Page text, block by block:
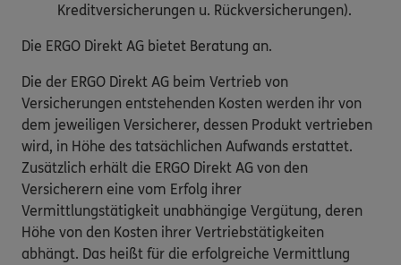
Kreditversicherungen u. Rückversicherungen).
Die ERGO Direkt AG bietet Beratung an.
Die der ERGO Direkt AG beim Vertrieb von
Versicherungen entstehenden Kosten werden ihr von
dem jeweiligen Versicherer, dessen Produkt vertrieben
wird, in Höhe des tatsächlichen Aufwands erstattet.
Zusätzlich erhält die ERGO Direkt AG von den
Versicherern eine vom Erfolg ihrer
Vermittlungstätigkeit unabhängige Vergütung, deren
Höhe von den Kosten ihrer Vertriebstätigkeiten
abhängt. Das heißt für die erfolgreiche Vermittlung